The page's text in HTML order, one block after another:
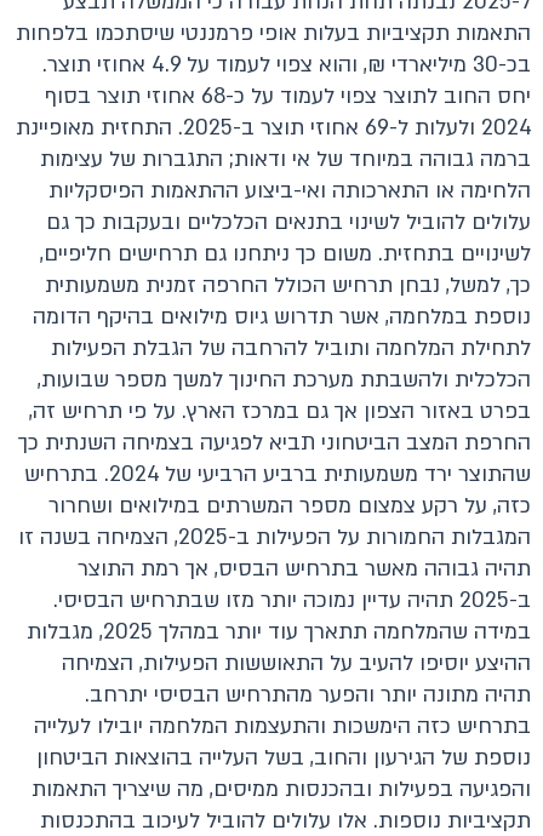
התאמות תקציביות בעלות אופי פרמננטי שיסתכמו בלפחות
בכ-30 מיליארדי ₪, והוא צפוי לעמוד על 4.9 אחוזי תוצר.
יחס החוב לתוצר צפוי לעמוד על כ-68 אחוזי תוצר בסוף
2024 ולעלות ל-69 אחוזי תוצר ב-2025. התחזית מאופיינת
ברמה גבוהה במיוחד של אי ודאות; התגברות של עצימות
הלחימה או התארכותה ואי-ביצוע ההתאמות הפיסקליות
עלולים להוביל לשינוי בתנאים הכלכליים ובעקבות כך גם
לשינויים בתחזית. משום כך ניתחנו גם תרחישים חליפיים,
כך, למשל, נבחן תרחיש הכולל החרפה זמנית משמעותית
נוספת במלחמה, אשר תדרוש גיוס מילואים בהיקף הדומה
לתחילת המלחמה ותוביל להרחבה של הגבלת הפעילות
הכלכלית ולהשבתת מערכת החינוך למשך מספר שבועות,
בפרט באזור הצפון אך גם במרכז הארץ. על פי תרחיש זה,
החרפת המצב הביטחוני תביא לפגיעה בצמיחה השנתית כך
שהתוצר ירד משמעותית ברביע הרביעי של 2024. בתרחיש
כזה, על רקע צמצום מספר המשרתים במילואים ושחרור
המגבלות החמורות על הפעילות ב-2025, הצמיחה בשנה זו
תהיה גבוהה מאשר בתרחיש הבסיס, אך רמת התוצר
ב-2025 תהיה עדיין נמוכה יותר מזו שבתרחיש הבסיסי.
במידה שהמלחמה תתארך עוד יותר במהלך 2025, מגבלות
ההיצע יוסיפו להעיב על התאוששות הפעילות, הצמיחה
תהיה מתונה יותר והפער מהתרחיש הבסיסי יתרחב.
בתרחיש כזה הימשכות והתעצמות המלחמה יובילו לעלייה
נוספת של הגירעון והחוב, בשל העלייה בהוצאות הביטחון
והפגיעה בפעילות ובהכנסות ממיסים, מה שיצריך התאמות
תקציביות נוספות. אלו עלולים להוביל לעיכוב בהתכנסות